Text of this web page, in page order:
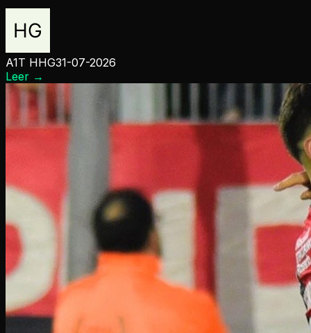
A1T HHG31-07-2026
Leer →